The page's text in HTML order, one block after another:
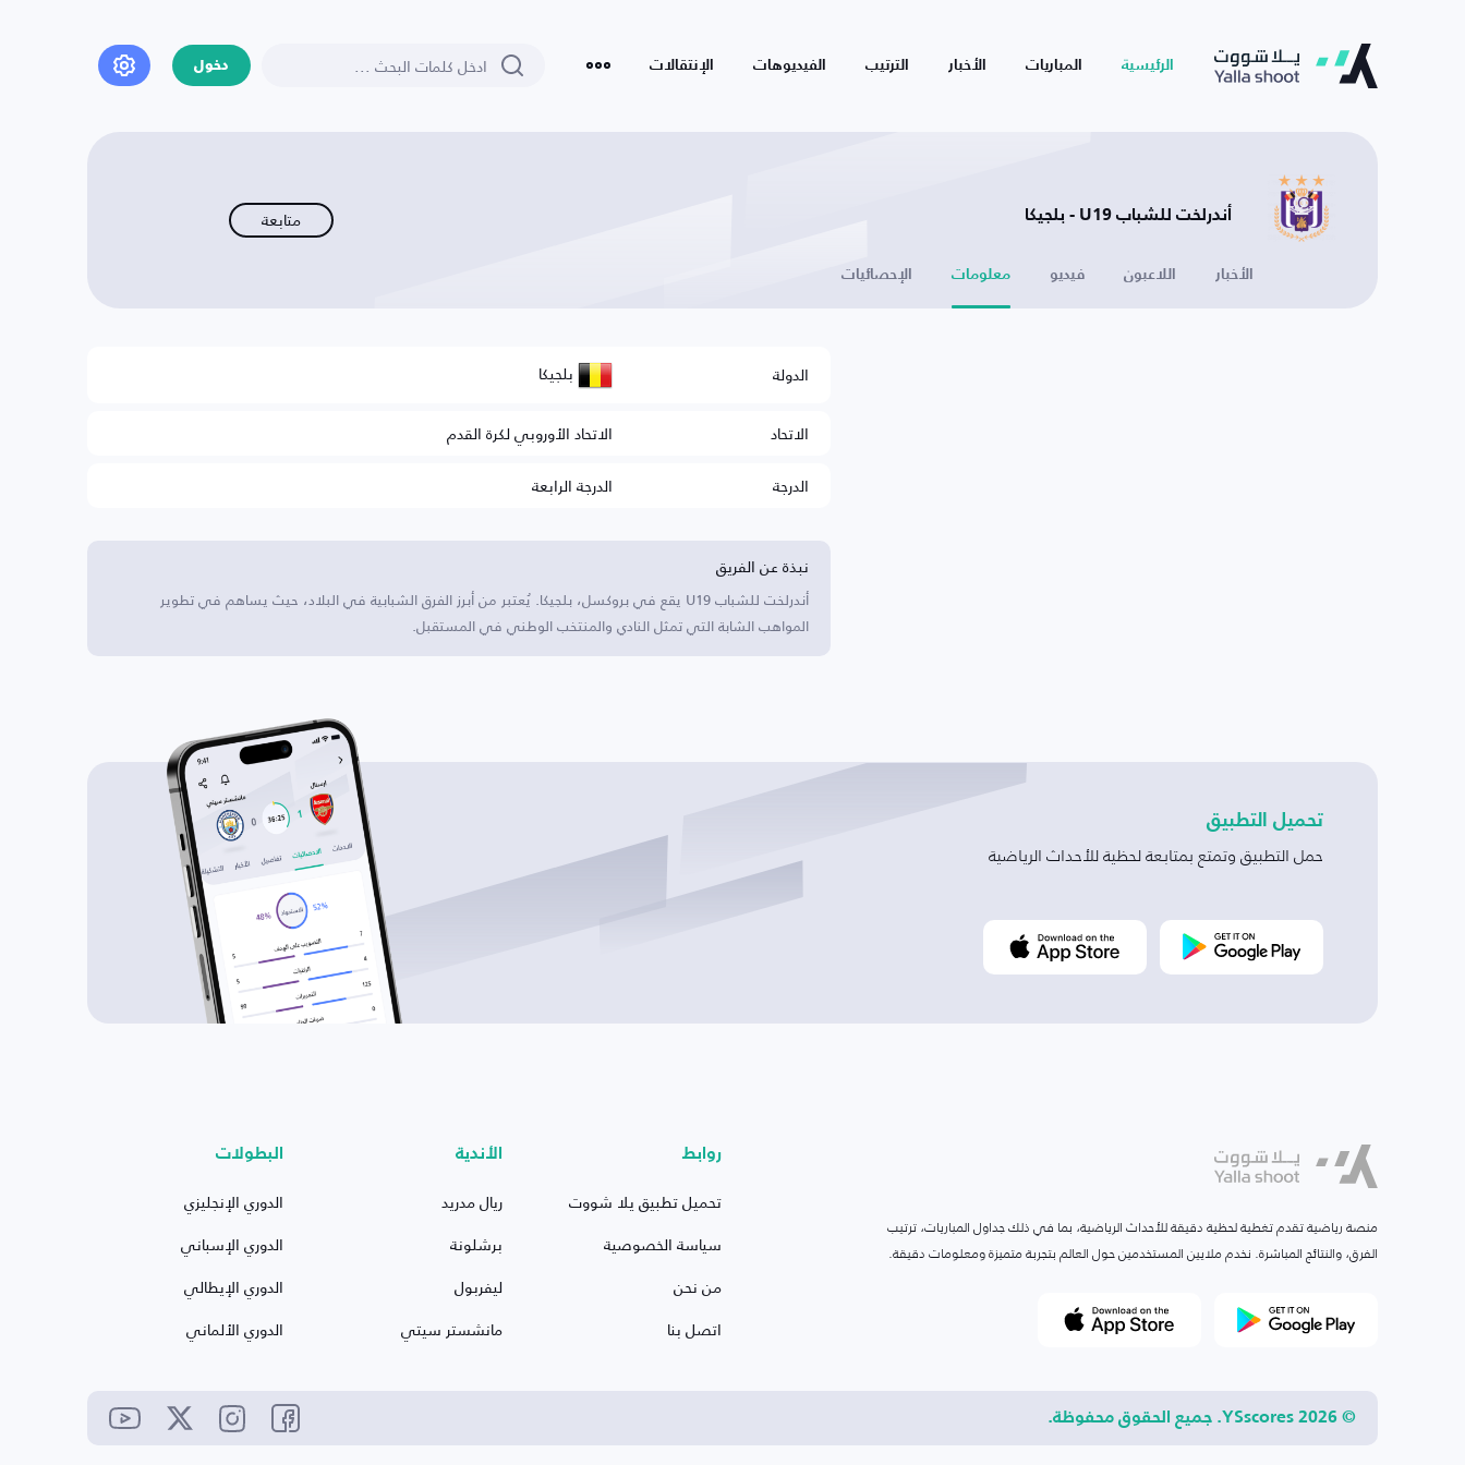
الرئيسية المباريات الأخبار الترتيب الفيديوهات الإنتقالات دخول
أندرلخت للشباب U19 - بلجيكا متابعة
الأخبار اللاعبون فيديو معلومات الإحصائيات
الدولة بلجيكا
الاتحاد
الاتحاد الأوروبي لكرة القدم
الدرجة
الدرجة الرابعة
نبذة عن الفريق
أندرلخت للشباب U19 يقع في بروكسل، بلجيكا. يُعتبر من أبرز الفرق الشبابية في البلاد، حيث يساهم في تطوير
المواهب الشابة التي تمثل النادي والمنتخب الوطني في المستقبل.
تحميل التطبيق
حمل التطبيق وتمتع بمتابعة لحظية للأحداث الرياضية
منصة رياضية تقدم تغطية لحظية دقيقة للأحداث الرياضية، بما في ذلك جداول المباريات، ترتيب
الفرق، والنتائج المباشرة. نخدم ملايين المستخدمين حول العالم بتجربة متميزة ومعلومات دقيقة.
روابط
تحميل تطبيق يلا شووت
سياسة الخصوصية
من نحن
اتصل بنا
الأندية
ريال مدريد
برشلونة
ليفربول
مانشستر سيتي
البطولات
الدوري الإنجليزي
الدوري الإسباني
الدوري الإيطالي
الدوري الألماني
© 2026 YSscores. جميع الحقوق محفوظة.